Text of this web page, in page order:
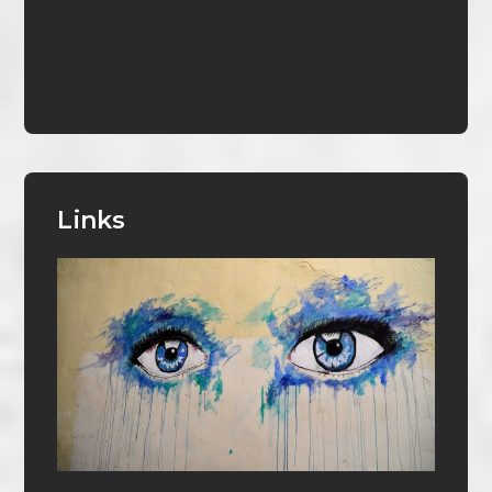
Links